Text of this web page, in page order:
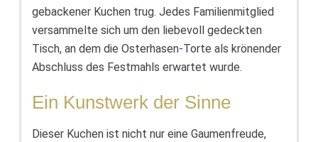
gebackener Kuchen trug. Jedes Familienmitglied
versammelte sich um den liebevoll gedeckten
Tisch, an dem die Osterhasen-Torte als krönender
Abschluss des Festmahls erwartet wurde.
Ein Kunstwerk der Sinne
Dieser Kuchen ist nicht nur eine Gaumenfreude,